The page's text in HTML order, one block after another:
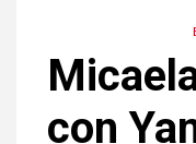
con